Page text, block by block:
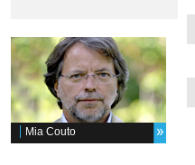
Mia Couto